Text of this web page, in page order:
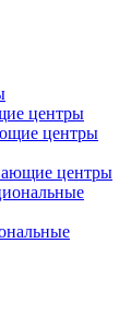
центры
центры
центры